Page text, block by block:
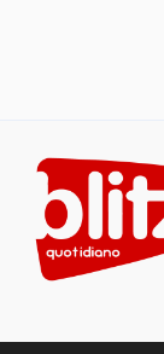
content